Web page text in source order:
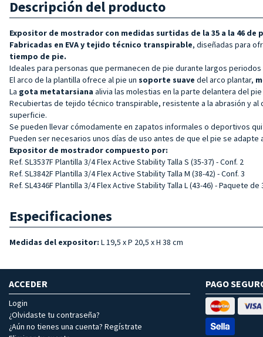
Descripción del producto
Expositor de mostrador con medidas surtidas de la 35 a la 46 de
Fabricadas en EVA y tejido técnico transpirable, diseñadas para
tiempo de pie.
Ideales para personas que permanecen de pie durante largos
El arco de la plantilla ofrece al pie un soporte suave del arco plantar,
La gota metatarsiana alivia las molestias en la parte delantera del pie
Recubiertas de tejido técnico transpirable, resistente a la abrasión y al
superficie.
Se pueden llevar cómodamente en zapatos informales o deportivos
Pueden ser necesarios unos días de uso antes de que el pie se adapte
Expositor de mostrador compuesto por:
Ref. SL3537F Plantilla 3/4 Flex Active Stability Talla S (35-37) - Conf. 2
Ref. SL3842F Plantilla 3/4 Flex Active Stability Talla M (38-42) - Conf. 3
Ref. SL4346F Plantilla 3/4 Flex Active Stability Talla L (43-46) - Paquete de
Especificaciones
Medidas del expositor: L 19,5 x P 20,5 x H 38 cm
ACCEDER
Login
¿Olvidaste tu contraseña?
¿Aún no tienes una cuenta? Regístrate
PAGO